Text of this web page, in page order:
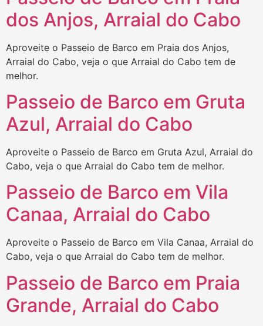
dos Anjos, Arraial do Cabo
Aproveite o Passeio de Barco em Praia dos Anjos,
Arraial do Cabo, veja o que Arraial do Cabo tem de
melhor.
Passeio de Barco em Gruta
Azul, Arraial do Cabo
Aproveite o Passeio de Barco em Gruta Azul, Arraial do
Cabo, veja o que Arraial do Cabo tem de melhor.
Passeio de Barco em Vila
Canaa, Arraial do Cabo
Aproveite o Passeio de Barco em Vila Canaa, Arraial do
Cabo, veja o que Arraial do Cabo tem de melhor.
Passeio de Barco em Praia
Grande, Arraial do Cabo